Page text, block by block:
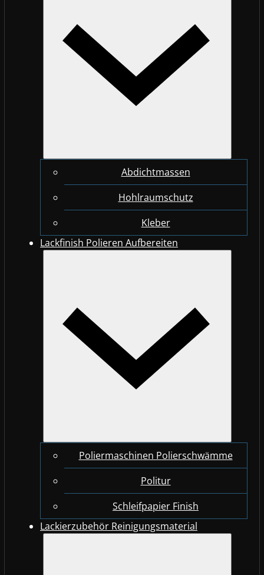
Abdichtmassen
Hohlraumschutz
Kleber
Lackfinish Polieren Aufbereiten
Poliermaschinen Polierschwämme
Politur
Schleifpapier Finish
Lackierzubehör Reinigungsmaterial